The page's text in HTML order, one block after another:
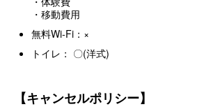
・移動費用
無料Wi-Fi：×
トイレ： 〇(洋式)
【キャンセルポリシー】